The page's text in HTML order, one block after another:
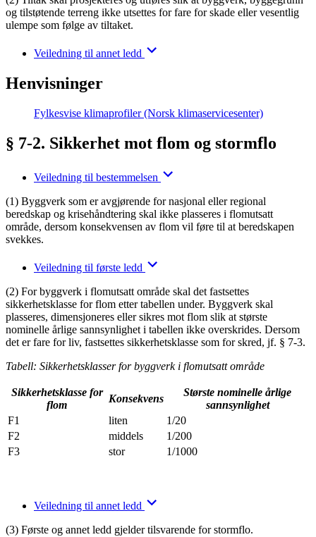
og tilstøtende terreng ikke utsettes for fare for skade eller vesentlig
ulempe som følge av tiltaket.
Veiledning til annet ledd
Henvisninger
Fylkesvise klimaprofiler (Norsk klimaservicesenter)
§ 7-2. Sikkerhet mot flom og stormflo
Veiledning til bestemmelsen
(1) Byggverk som er avgjørende for nasjonal eller regional
beredskap og krisehåndtering skal ikke plasseres i flomutsatt
område, dersom konsekvensen av flom vil føre til at beredskapen
svekkes.
Veiledning til første ledd
(2) For byggverk i flomutsatt område skal det fastsettes
sikkerhetsklasse for flom etter tabellen under. Byggverk skal
plasseres, dimensjoneres eller sikres mot flom slik at største
nominelle årlige sannsynlighet i tabellen ikke overskrides. Dersom
det er fare for liv, fastsettes sikkerhetsklasse som for skred, jf. § 7-3.
Tabell: Sikkerhetsklasser for byggverk i flomutsatt område
Sikkerhetsklasse for
flom
Konsekvens
Største nominelle årlige
sannsynlighet
F1
liten
1/20
F2
middels
1/200
F3
stor 1/1000
Veiledning til annet ledd
(3) Første og annet ledd gjelder tilsvarende for stormflo.